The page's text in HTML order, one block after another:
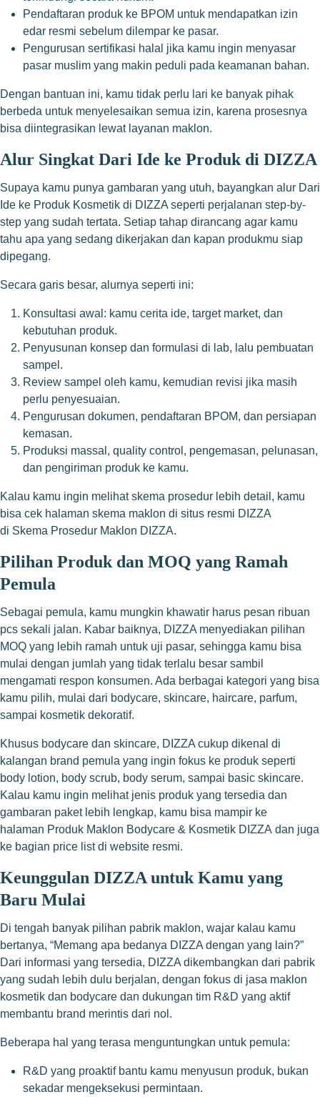
Pendaftaran produk ke BPOM untuk mendapatkan izin
edar resmi sebelum dilempar ke pasar.
Pengurusan sertifikasi halal jika kamu ingin menyasar
pasar muslim yang makin peduli pada keamanan bahan.
Dengan bantuan ini, kamu tidak perlu lari ke banyak pihak
berbeda untuk menyelesaikan semua izin, karena prosesnya
bisa diintegrasikan lewat layanan maklon.
Alur Singkat Dari Ide ke Produk di DIZZA
Supaya kamu punya gambaran yang utuh, bayangkan alur Dari
Ide ke Produk Kosmetik di DIZZA seperti perjalanan step-by-
step yang sudah tertata. Setiap tahap dirancang agar kamu
tahu apa yang sedang dikerjakan dan kapan produkmu siap
dipegang.
Secara garis besar, alurnya seperti ini:
Konsultasi awal: kamu cerita ide, target market, dan
kebutuhan produk.
Penyusunan konsep dan formulasi di lab, lalu pembuatan
sampel.
Review sampel oleh kamu, kemudian revisi jika masih
perlu penyesuaian.
Pengurusan dokumen, pendaftaran BPOM, dan persiapan
kemasan.
Produksi massal, quality control, pengemasan, pelunasan,
dan pengiriman produk ke kamu.
Kalau kamu ingin melihat skema prosedur lebih detail, kamu
bisa cek halaman skema maklon di situs resmi DIZZA
di Skema Prosedur Maklon DIZZA.
Pilihan Produk dan MOQ yang Ramah
Pemula
Sebagai pemula, kamu mungkin khawatir harus pesan ribuan
pcs sekali jalan. Kabar baiknya, DIZZA menyediakan pilihan
MOQ yang lebih ramah untuk uji pasar, sehingga kamu bisa
mulai dengan jumlah yang tidak terlalu besar sambil
mengamati respon konsumen. Ada berbagai kategori yang bisa
kamu pilih, mulai dari bodycare, skincare, haircare, parfum,
sampai kosmetik dekoratif.
Khusus bodycare dan skincare, DIZZA cukup dikenal di
kalangan brand pemula yang ingin fokus ke produk seperti
body lotion, body scrub, body serum, sampai basic skincare.
Kalau kamu ingin melihat jenis produk yang tersedia dan
gambaran paket lebih lengkap, kamu bisa mampir ke
halaman Produk Maklon Bodycare & Kosmetik DIZZA dan juga
ke bagian price list di website resmi.
Keunggulan DIZZA untuk Kamu yang
Baru Mulai
Di tengah banyak pilihan pabrik maklon, wajar kalau kamu
bertanya, “Memang apa bedanya DIZZA dengan yang lain?”
Dari informasi yang tersedia, DIZZA dikembangkan dari pabrik
yang sudah lebih dulu berjalan, dengan fokus di jasa maklon
kosmetik dan bodycare dan dukungan tim R&D yang aktif
membantu brand merintis dari nol.
Beberapa hal yang terasa menguntungkan untuk pemula:
R&D yang proaktif bantu kamu menyusun produk, bukan
sekadar mengeksekusi permintaan.